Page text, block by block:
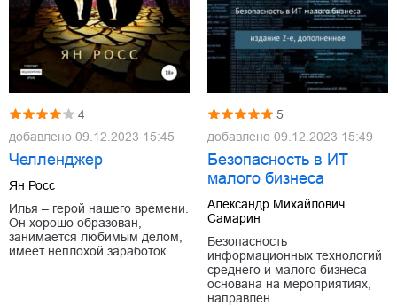
4
добавлено 09.12.2023 15:45
Челленджер
Ян Росс
Илья – герой нашего времени.
Он хорошо образован,
занимается любимым делом,
имеет неплохой заработок…
5
добавлено 09.12.2023 15:49
Безопасность в ИТ
малого бизнеса
Александр Михайлович
Самарин
Безопасность
информационных технологий
среднего и малого бизнеса
основана на мероприятиях,
направлен…